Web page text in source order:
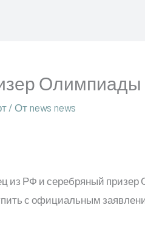
Олимпиады
/ От news news
из РФ и серебряный призер
с официальным